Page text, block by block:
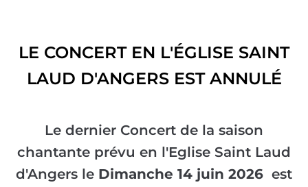
LE CONCERT EN L'ÉGLISE SAINT
LAUD D'ANGERS EST ANNULÉ
Le dernier Concert de la saison
chantante prévu en l'Eglise Saint Laud
d'Angers le Dimanche 14 juin 2026 est